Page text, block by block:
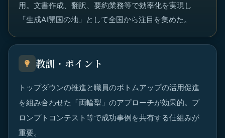
用。文書作成、翻訳、要約業務等で効率化を実現し
「生成AI開国の地」として全国から注目を集めた。
教訓・ポイント
トップダウンの推進と職員のボトムアップの活用促進
を組み合わせた「両輪型」のアプローチが効果的。プ
ロンプトコンテスト等で成功事例を共有する仕組みが
重要。